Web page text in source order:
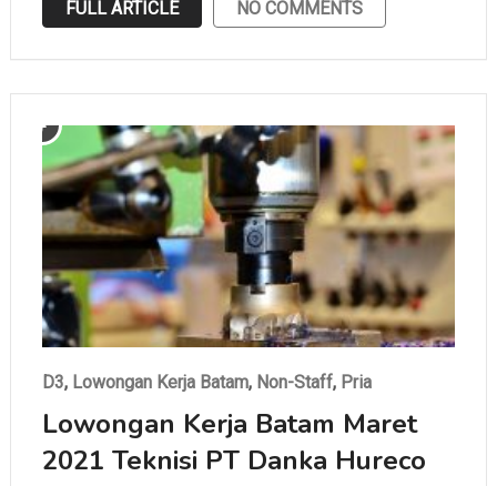
FULL ARTICLE NO COMMENTS
D3, Lowongan Kerja Batam, Non-Staff, Pria
Lowongan Kerja Batam Maret
2021 Teknisi PT Danka Hureco